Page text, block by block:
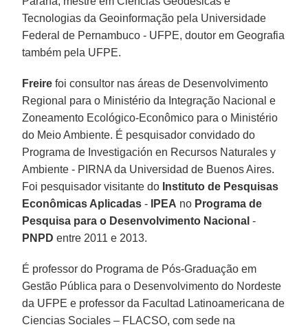
Tecnologias da Geoinformação pela Universidade
Federal de Pernambuco - UFPE, doutor em Geografia
também pela UFPE.
Freire foi consultor nas áreas de Desenvolvimento
Regional para o Ministério da Integração Nacional e
Zoneamento Ecológico-Econômico para o Ministério
do Meio Ambiente. É pesquisador convidado do
Programa de Investigación en Recursos Naturales y
Ambiente - PIRNA da Universidad de Buenos Aires.
Foi pesquisador visitante do Instituto de Pesquisas
Econômicas Aplicadas - IPEA no Programa de
Pesquisa para o Desenvolvimento Nacional -
PNPD entre 2011 e 2013.
É professor do Programa de Pós-Graduação em
Gestão Pública para o Desenvolvimento do Nordeste
da UFPE e professor da Facultad Latinoamericana de
Ciencias Sociales – FLACSO, com sede na